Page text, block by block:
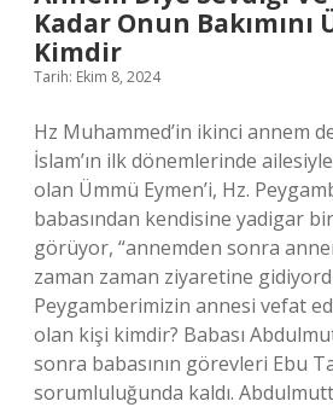
Kadar Onun Bakımını
Kimdir
Tarih: Ekim 8, 2024
Hz Muhammed’in ikinci annem
İslam’ın ilk dönemlerinde
olan Ümmü Eymen’i, Hz.
babasından kendisine yadigar
görüyor, “annemden sonra
zaman zaman ziyaretine
Peygamberimizin annesi vefat
olan kişi kimdir? Babası
sonra babasının görevleri Ebu
sorumluluğunda kaldı.